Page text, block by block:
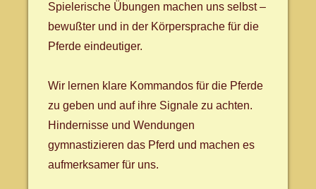
Spielerische Übungen machen uns selbst –
bewußter und in der Körpersprache für die
Pferde eindeutiger.
Wir lernen klare Kommandos für die Pferde
zu geben und auf ihre Signale zu achten.
Hindernisse und Wendungen
gymnastizieren das Pferd und machen es
aufmerksamer für uns.